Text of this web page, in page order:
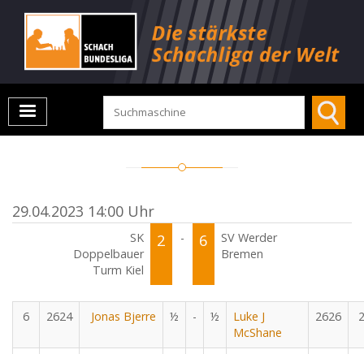
29.04.2023 14:00 Uhr
SK
Doppelbauer
Turm Kiel
2 - 6
SV Werder
Bremen
6 2624 Jonas Bjerre ½ - ½
Luke J
McShane
2626 2